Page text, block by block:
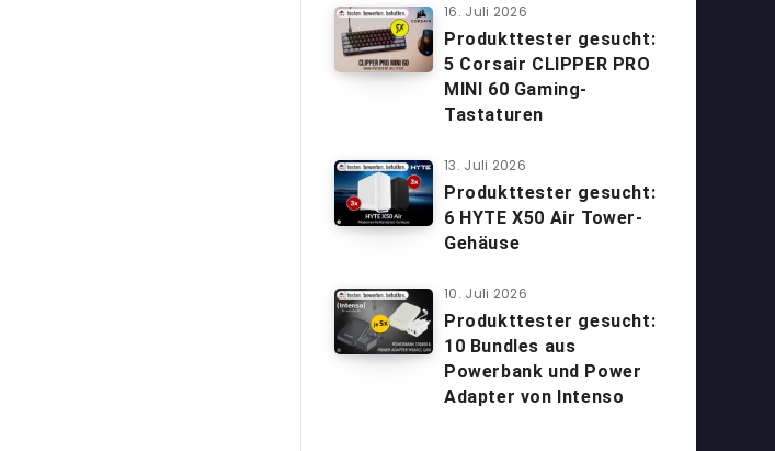
16. Juli 2026
Produkttester gesucht:
5 Corsair CLIPPER PRO
MINI 60 Gaming-
Tastaturen
13. Juli 2026
Produkttester gesucht:
6 HYTE X50 Air Tower-
Gehäuse
10. Juli 2026
Produkttester gesucht:
10 Bundles aus
Powerbank und Power
Adapter von Intenso